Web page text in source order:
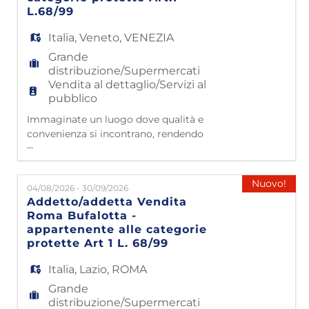
punti vendita e 43 impianti lo
L.68/99
Italia,Veneto,VENEZIA
Grande
distribuzione/Supermercati
Vendita al dettaglio/Servizi al
pubblico
Immaginate un luogo dove qualità e
convenienza si incontrano, rendendo
l'arredamento accessibile a tutti. Questo è
Mondo Convenienza! Da oltre 40 anni siamo
nelle case di milioni di famiglie italiane,
grazie a 4500 collaboratori che lavorano con
passione e dedizione. Partiti da
Civitavecchia nel 1985, oggi contiamo 50
punti vendita e 43 impianti l
...
04/08/2026 - 30/09/2026
Addetto/addetta Vendita
Roma Bufalotta -
appartenente alle categorie
protette Art 1 L. 68/99
Italia, Lazio, ROMA
Grande
distribuzione/Supermercati
Nuovo!